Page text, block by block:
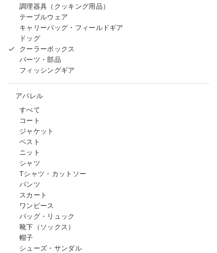
調理器具（クッキング用品）
テーブルウェア
キャリーバッグ・フィールドギア
ドッグ
クーラーボックス
パーツ・部品
フィッシングギア
アパレル
すべて
コート
ジャケット
ベスト
ニット
シャツ
Tシャツ・カットソー
パンツ
スカート
ワンピース
バッグ・リュック
靴下（ソックス）
帽子
シューズ・サンダル